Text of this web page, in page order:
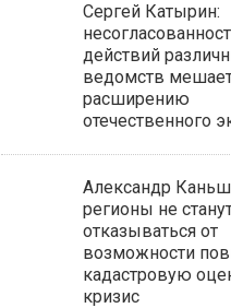
Сергей Катырин:
действий
ведомств
расширению
отечественного
Александр
регионы не
отказываться от
возможности
кадастровую
кризис